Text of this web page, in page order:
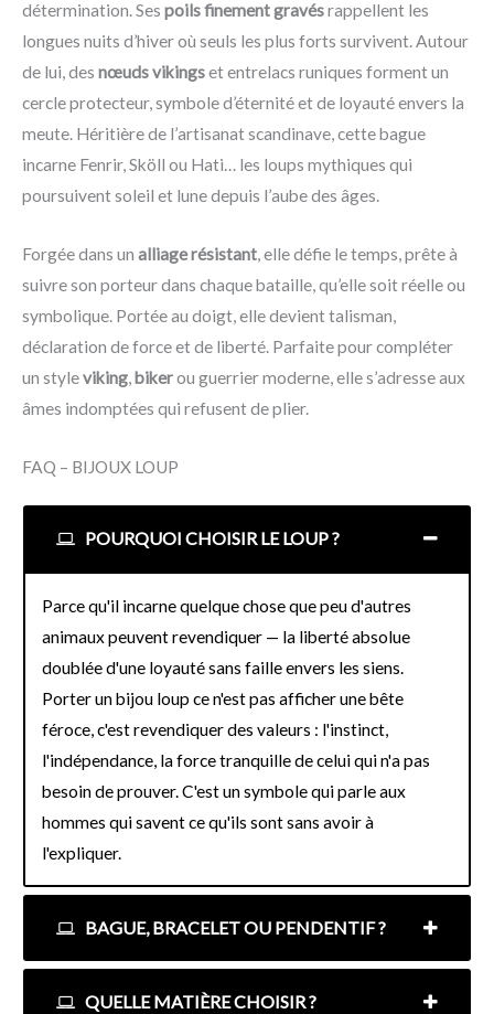
détermination. Ses poils finement gravésrappellent les
longues nuits d’hiver où seuls les plus forts survivent. Autour
de lui, des nœuds vikingset entrelacs runiques forment un
cercle protecteur, symbole d’éternité et de loyauté envers la
meute. Héritière de l’artisanat scandinave, cette bague
incarne Fenrir, Sköll ou Hati… les loups mythiques qui
poursuivent soleil et lune depuis l’aube des âges.
Forgée dans un alliage résistant, elle défie le temps, prête à
suivre son porteur dans chaque bataille, qu’elle soit réelle ou
symbolique. Portée au doigt, elle devient talisman,
déclaration de force et de liberté. Parfaite pour compléter
un styleviking,bikerou guerrier moderne, elle s’adresse aux
âmes indomptées qui refusent de plier.
FAQ – BIJOUX LOUP
POURQUOI CHOISIR LE LOUP ?
Parce qu'il incarne quelque chose que peu d'autres
animaux peuvent revendiquer — la liberté absolue
doublée d'une loyauté sans faille envers les siens.
Porter un bijou loup ce n'est pas afficher une bête
féroce, c'est revendiquer des valeurs : l'instinct,
l'indépendance, la force tranquille de celui qui n'a pas
besoin de prouver. C'est un symbole qui parle aux
hommes qui savent ce qu'ils sont sans avoir à
l'expliquer.
BAGUE, BRACELET OU PENDENTIF ?
QUELLE MATIÈRE CHOISIR ?